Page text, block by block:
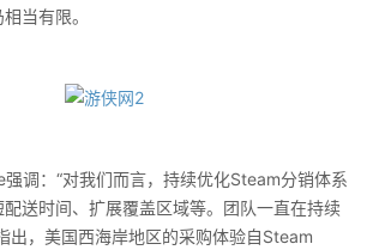
当有限。
：“对我们而言，持续优化Steam分销体系
送时间、扩展覆盖区域等。团队一直在持续
出，美国西海岸地区的采购体验自Steam